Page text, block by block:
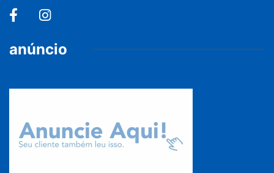
anúncio